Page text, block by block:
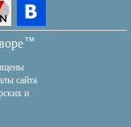
тм
сайта
и